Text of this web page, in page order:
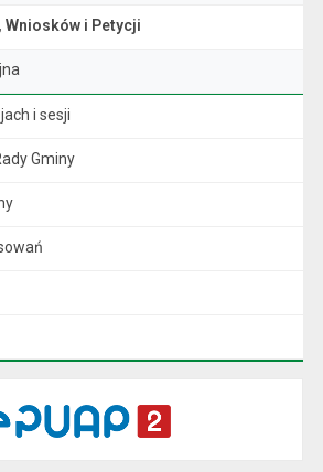
Wniosków i Petycji
i sesji
Gminy